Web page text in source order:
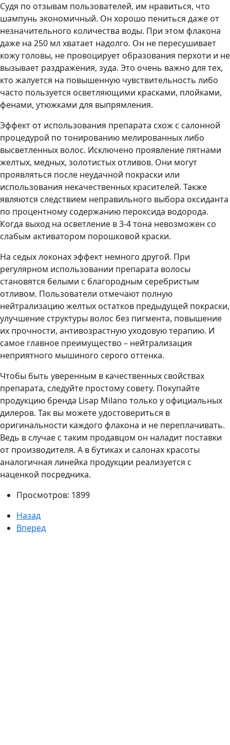
Судя по отзывам пользователей, им нравиться, что
шампунь экономичный. Он хорошо пениться даже от
незначительного количества воды. При этом флакона
даже на 250 мл хватает надолго. Он не пересушивает
кожу головы, не провоцирует образования перхоти и не
вызывает раздражения, зуда. Это очень важно для тех,
кто жалуется на повышенную чувствительность либо
часто пользуется осветляющими красками, плойками,
фенами, утюжками для выпрямления.
Эффект от использования препарата схож с салонной
процедурой по тонированию мелированных либо
высветленных волос. Исключено проявление пятнами
желтых, медных, золотистых отливов. Они могут
проявляться после неудачной покраски или
использования некачественных красителей. Также
являются следствием неправильного выбора оксиданта
по процентному содержанию пероксида водорода.
Когда выход на осветление в 3-4 тона невозможен со
слабым активатором порошковой краски.
На седых локонах эффект немного другой. При
регулярном использовании препарата волосы
становятся белыми с благородным серебристым
отливом. Пользователи отмечают полную
нейтрализацию желтых остатков предыдущей покраски,
улучшение структуры волос без пигмента, повышение
их прочности, антивозрастную уходовую терапию. И
самое главное преимущество – нейтрализация
неприятного мышиного серого оттенка.
Чтобы быть уверенным в качественных свойствах
препарата, следуйте простому совету. Покупайте
продукцию бренда Lisap Milano только у официальных
дилеров. Так вы можете удостовериться в
оригинальности каждого флакона и не переплачивать.
Ведь в случае с таким продавцом он наладит поставки
от производителя. А в бутиках и салонах красоты
аналогичная линейка продукции реализуется с
наценкой посредника.
Просмотров: 1899
Назад
Вперед